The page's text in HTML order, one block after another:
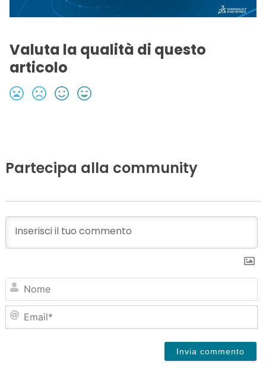
Valuta la qualità di questo
articolo
Partecipa alla community